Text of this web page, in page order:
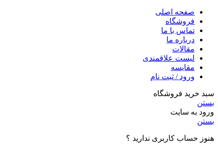
صفحه اصلی
فروشگاه
تماس با ما
درباره ما
مقالات
لیست علاقمندی
مقایسه
ورود / ثبت نام
سبد خرید فروشگاه
بستن
ورود به سایت
بستن
هنوز حساب کاربری ندارید ؟